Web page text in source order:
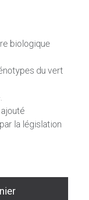
biologique
du vert
la législation